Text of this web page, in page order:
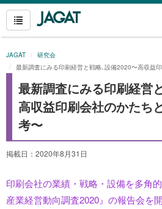
JAGAT
研究会
最新調査にみる印刷経営と戦略､設備2020〜高収益
最新調査にみる印刷経営
高収益印刷会社のかたち
考〜
掲載日：2020年8月31日
印刷会社の業績・戦略・設備を多角
産業経営動向調査2020』の報告会を